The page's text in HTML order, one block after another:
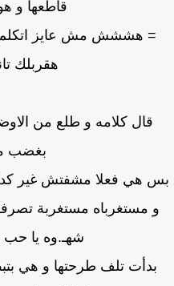
قاطعها و هو
= هششش مش عايز اتكلم
هقربلك
قال كلامه و طلع من
بغضب
هي فعلا مشفتش غير
و مستغرباه مستغربة
شهـ.وه يا حب
بدأت تلف طرحتها و هي